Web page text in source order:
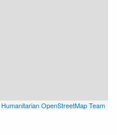
Humanitarian OpenStreetMap Team